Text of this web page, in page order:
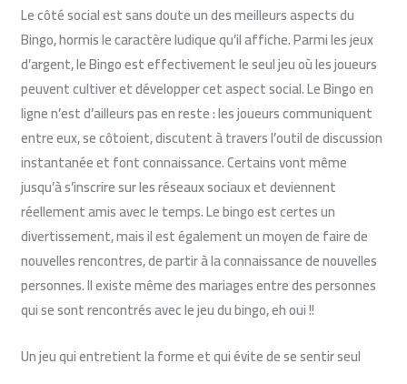
Le côté social est sans doute un des meilleurs aspects du
Bingo, hormis le caractère ludique qu’il affiche. Parmi les jeux
d’argent, le Bingo est effectivement le seul jeu où les joueurs
peuvent cultiver et développer cet aspect social. Le Bingo en
ligne n’est d’ailleurs pas en reste : les joueurs communiquent
entre eux, se côtoient, discutent à travers l’outil de discussion
instantanée et font connaissance. Certains vont même
jusqu’à s’inscrire sur les réseaux sociaux et deviennent
réellement amis avec le temps. Le bingo est certes un
divertissement, mais il est également un moyen de faire de
nouvelles rencontres, de partir à la connaissance de nouvelles
personnes. Il existe même des mariages entre des personnes
qui se sont rencontrés avec le jeu du bingo, eh oui !!
Un jeu qui entretient la forme et qui évite de se sentir seul